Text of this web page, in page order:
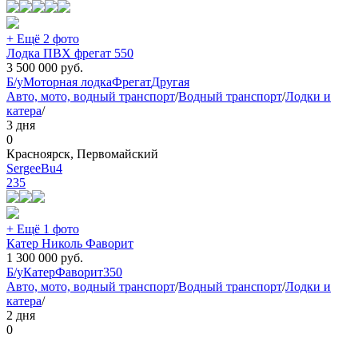
+ Ещё 2 фото
Лодка ПВХ фрегат 550
3 500 000 руб.
Б/уМоторная лодкаФрегатДругая
Авто, мото, водный транспорт/Водный транспорт/Лодки и
катера/
3 дня
0
Красноярск, Первомайский
SergeeBu4
235
+ Ещё 1 фото
Катер Николь Фаворит
1 300 000 руб.
Б/уКатерФаворит350
Авто, мото, водный транспорт/Водный транспорт/Лодки и
катера/
2 дня
0